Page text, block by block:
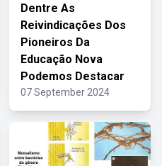
Dentre As
Reivindicações Dos
Pioneiros Da
Educação Nova
Podemos Destacar
07 September 2024